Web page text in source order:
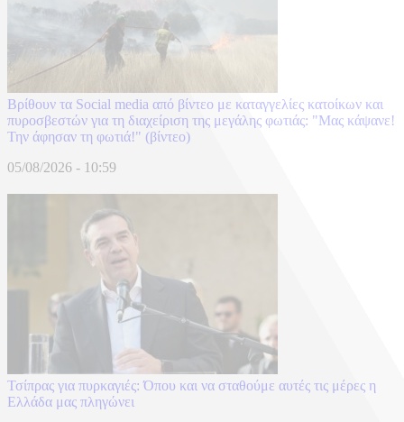
Βρίθουν τα Social media από βίντεο με καταγγελίες κατοίκων και
πυροσβεστών για τη διαχείριση της μεγάλης φωτιάς: "Μας κάψανε!
Την άφησαν τη φωτιά!" (βίντεο)
05/08/2026 - 10:59
Τσίπρας για πυρκαγιές: Όπου και να σταθούμε αυτές τις μέρες η
Ελλάδα μας πληγώνει